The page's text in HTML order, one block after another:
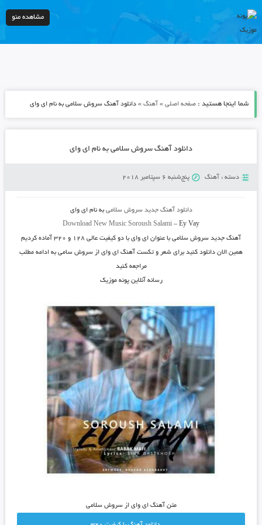
مشاهده منو
شما اینجا هستید : صفحه اصلی» آهنگ» دانلود آهنگ سروش سلامی به نام ای وای
دانلود آهنگ سروش سلامی به نام ای وای
دسته : آهنگ پنج‌شنبه 6 سپتامبر 2018
دانلود آهنگ جدید سروش سلامی به نامای وای
Download New Music Soroush Salami –Ey Vay
آهنگ جدید سروش سلامیبا عنوانای وایبا دو کیفیت عالی ۱۲۸ و ۳۲۰ آماده کردیم
همین الان دانلود کنید برای شعر و تکست آهنگ ای وای از سروش سامی به ادامه مطلب
مراجعه کنید
رسانه آنلاین پونه موزیک
متن آهنگ ای وای از سروش سلامی